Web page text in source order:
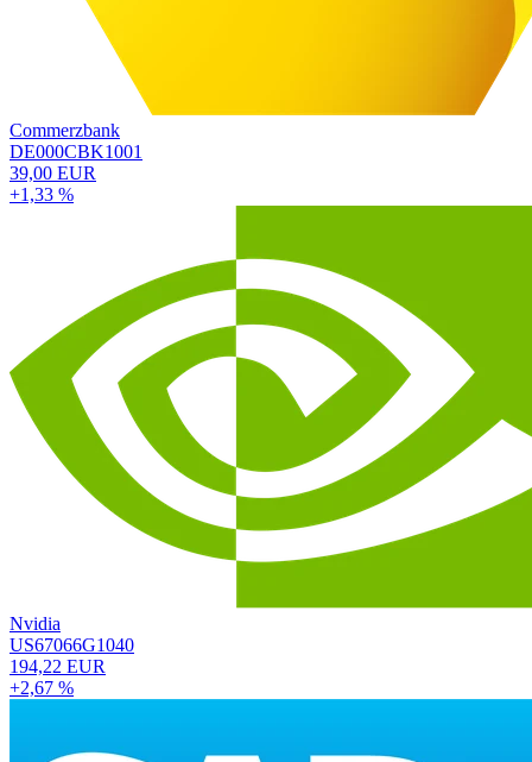
Commerzbank
DE000CBK1001
39,00 EUR
+1,33 %
Nvidia
US67066G1040
194,22 EUR
+2,67 %